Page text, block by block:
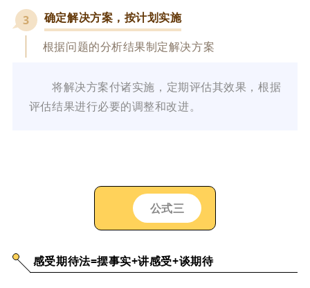
3
确定解决方案，按计划实施
根据问题的分析结果制定解决方案
将解决方案付诸实施，定期评估其效果，根据
评估结果进行必要的调整和改进。
公式三
感受期待法=摆事实+讲感受+谈期待